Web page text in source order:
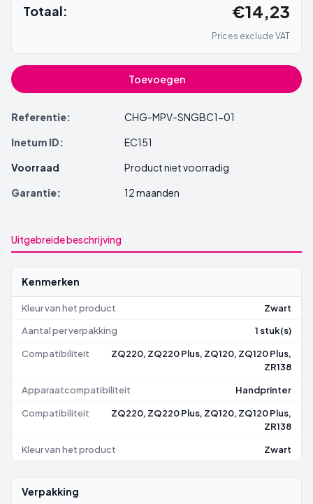
Totaal: €14,23
Prices exclude VAT
Toevoegen
Referentie:
CHG-MPV-SNGBC1-01
Inetum ID:
EC151
Voorraad
Product niet voorradig
Garantie:
12 maanden
Uitgebreide beschrijving
Kenmerken
Kleur van het product Zwart
Aantal per verpakking 1 stuk(s)
Compatibiliteit
ZQ220, ZQ220 Plus, ZQ120, ZQ120 Plus,
ZR138
Apparaatcompatibiliteit Handprinter
Compatibiliteit
ZQ220, ZQ220 Plus, ZQ120, ZQ120 Plus,
ZR138
Kleur van het product Zwart
Verpakking